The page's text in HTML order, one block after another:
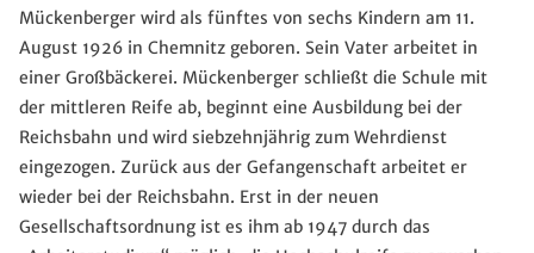
Mückenberger wird als fünftes von sechs Kindern am 11.
August 1926 in Chemnitz geboren. Sein Vater arbeitet in
einer Großbäckerei. Mückenberger schließt die Schule mit
der mittleren Reife ab, beginnt eine Ausbildung bei der
Reichsbahn und wird siebzehnjährig zum Wehrdienst
eingezogen. Zurück aus der Gefangenschaft arbeitet er
wieder bei der Reichsbahn. Erst in der neuen
Gesellschaftsordnung ist es ihm ab 1947 durch das